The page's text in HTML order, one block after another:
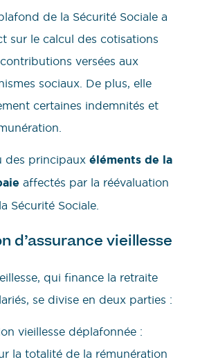
de la Sécurité Sociale a
sur le calcul des cotisations
versées aux
sociaux. De plus, elle
certaines indemnités et
des principaux éléments de la
affectés par la réévaluation
Sécurité Sociale.
d’assurance vieillesse
qui finance la retraite
se divise en deux parties :
vieillesse déplafonnée :
la totalité de la rémunération